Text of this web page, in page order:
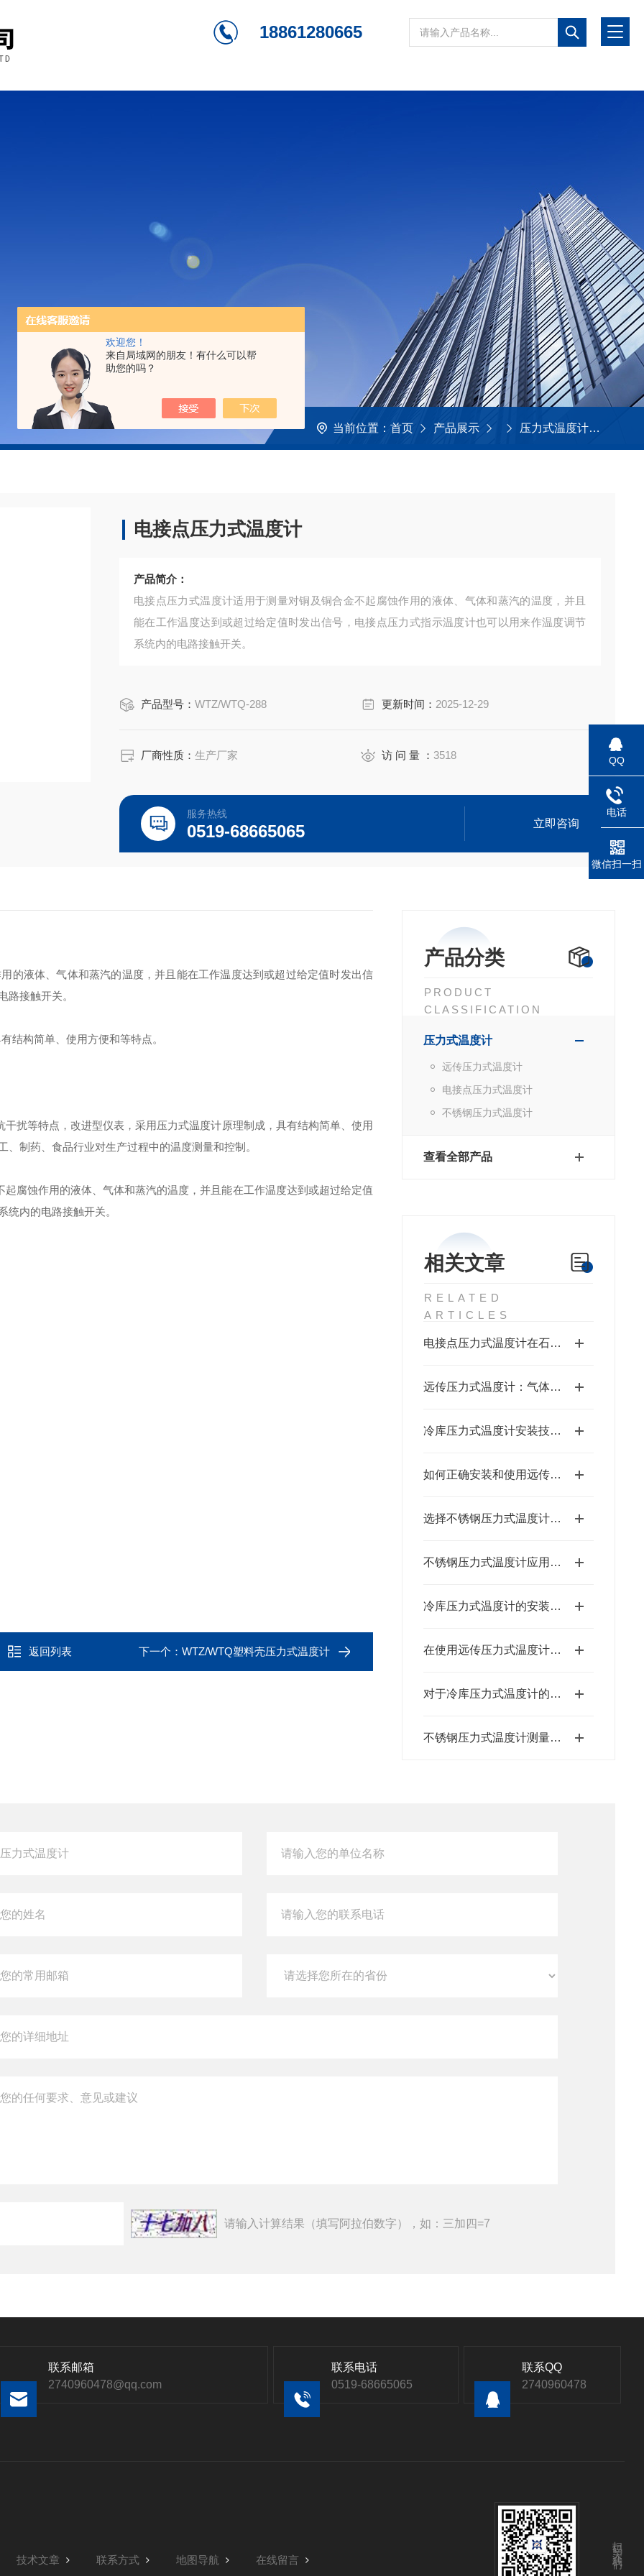
欢迎您！
来自局域网的朋友！有什么可以帮
助您的吗？
18861280665
当前位置： 首页 产品展示 压力式温度计
电接点压力式温度计
产品简介：
电接点压力式温度计适用于测量对铜及铜合金不起腐蚀作用的液体、气体和蒸汽的温度，并且
能在工作温度达到或超过给定值时发出信号，电接点压力式指示温度计也可以用来作温度调节
系统内的电路接触开关。
产品型号：WTZ/WTQ-288 更新时间： 2025-12-29
厂商性质：生产厂家 访 问 量 ：3518
服务热线
0519-68665065 立即咨询
产品分类
PRODUCT
CLASSIFICATION
压力式温度计
远传压力式温度计
电接点压力式温度计
不锈钢压力式温度计
查看全部产品
相关文章
RELATED
ARTICLES
电接点压力式温度计在石油化工储罐中的关键作用
远传压力式温度计：气体与液体温度测量的理想选择
冷库压力式温度计安装技巧分享
如何正确安装和使用远传压力式温度计？
选择不锈钢压力式温度计的理由
不锈钢压力式温度计应用行业及使用规程
冷库压力式温度计的安装步骤与调试技巧
在使用远传压力式温度计时，还需要注意以下安全要求
对于冷库压力式温度计的使用步骤,大家可以来此看一看
不锈钢压力式温度计测量流程详解
的液体、气体和蒸汽的温度，并且能在工作温度达到或超过给定值时发出信
路接触开关。
结构简单、使用方便和等特点。
干扰等特点，改进型仪表，采用压力式温度计原理制成，具有结构简单、使用
制药、食品行业对生产过程中的温度测量和控制。
起腐蚀作用的液体、气体和蒸汽的温度，并且能在工作温度达到或超过给定值
内的电路接触开关。
返回列表 下一个： WTZ/WTQ塑料壳压力式温度计
请输入计算结果（填写阿拉伯数字），如：三加四=7
联系邮箱
2740960478@qq.com
联系电话
0519-68665065
联系QQ
2740960478
技术文章 联系方式 地图导航 在线留言
扫码关注我们
QQ
电话
微信扫一扫